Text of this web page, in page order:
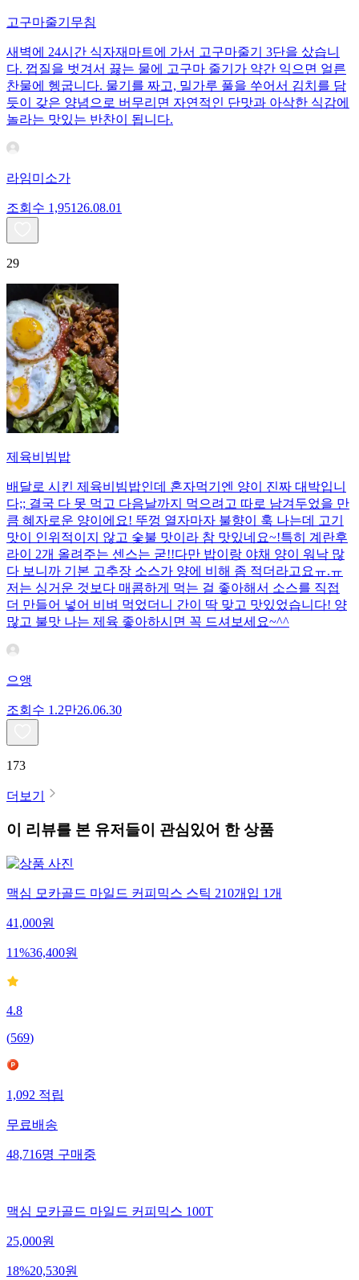
고구마줄기무침
새벽에 24시간 식자재마트에 가서 고구마줄기 3단을 샀습니
다. 껍질을 벗겨서 끓는 물에 고구마 줄기가 약간 익으면 얼른
찬물에 헹굽니다. 물기를 짜고, 밀가루 풀을 쑤어서 김치를 담
듯이 갖은 양념으로 버무리면 자연적인 단맛과 아삭한 식감에
놀라는 맛있는 반찬이 됩니다.
라임미소가
조회수 1,951 26.08.01
29
제육비빔밥
배달로 시킨 제육비빔밥인데 혼자먹기엔 양이 진짜 대박입니
다;; 결국 다 못 먹고 다음날까지 먹으려고 따로 남겨두었을 만
큼 혜자로운 양이에요! 뚜껑 열자마자 불향이 훅 나는데 고기
맛이 인위적이지 않고 숯불 맛이라 참 맛있네요~!특히 계란후
라이 2개 올려주는 센스는 굳!! ​다만 밥이랑 야채 양이 워낙 많
다 보니까 기본 고추장 소스가 양에 비해 좀 적더라고요ㅠ.ㅠ
저는 싱거운 것보다 매콤하게 먹는 걸 좋아해서 소스를 직접
더 만들어 넣어 비벼 먹었더니 간이 딱 맞고 맛있었습니다! 양
많고 불맛 나는 제육 좋아하시면 꼭 드셔보세요~^^
으앵
조회수 1.2만26.06.30
173
더보기
이 리뷰를 본 유저들이 관심있어 한 상품
맥심 모카골드 마일드 커피믹스 스틱 210개입 1개
41,000원
11%36,400원
4.8
(569)
1,092 적립
무료배송
48,716명 구매중
맥심 모카골드 마일드 커피믹스 100T
25,000원
18%20,530원